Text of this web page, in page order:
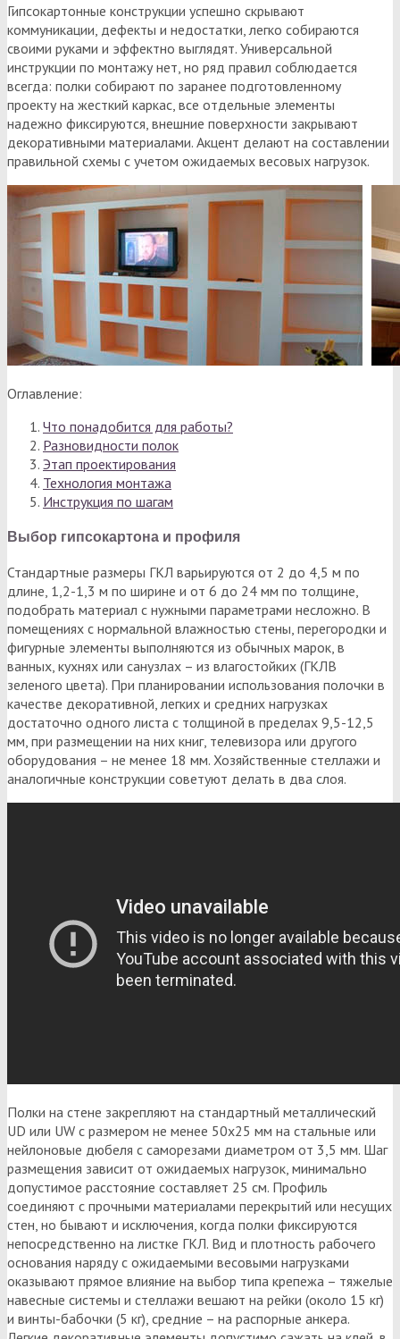
Гипсокартонные конструкции успешно скрывают
коммуникации, дефекты и недостатки, легко собираются
своими руками и эффектно выглядят. Универсальной
инструкции по монтажу нет, но ряд правил соблюдается
всегда: полки собирают по заранее подготовленному
проекту на жесткий каркас, все отдельные элементы
надежно фиксируются, внешние поверхности закрывают
декоративными материалами. Акцент делают на составлении
правильной схемы с учетом ожидаемых весовых нагрузок.
Оглавление:
Что понадобится для работы?
Разновидности полок
Этап проектирования
Технология монтажа
Инструкция по шагам
Выбор гипсокартона и профиля
Стандартные размеры ГКЛ варьируются от 2 до 4,5 м по
длине, 1,2-1,3 м по ширине и от 6 до 24 мм по толщине,
подобрать материал с нужными параметрами несложно. В
помещениях с нормальной влажностью стены, перегородки и
фигурные элементы выполняются из обычных марок, в
ванных, кухнях или санузлах – из влагостойких (ГКЛВ
зеленого цвета). При планировании использования полочки в
качестве декоративной, легких и средних нагрузках
достаточно одного листа с толщиной в пределах 9,5-12,5
мм, при размещении на них книг, телевизора или другого
оборудования – не менее 18 мм. Хозяйственные стеллажи и
аналогичные конструкции советуют делать в два слоя.
Полки на стене закрепляют на стандартный металлический
UD или UW с размером не менее 50х25 мм на стальные или
нейлоновые дюбеля с саморезами диаметром от 3,5 мм. Шаг
размещения зависит от ожидаемых нагрузок, минимально
допустимое расстояние составляет 25 см. Профиль
соединяют с прочными материалами перекрытий или несущих
стен, но бывают и исключения, когда полки фиксируются
непосредственно на листке ГКЛ. Вид и плотность рабочего
основания наряду с ожидаемыми весовыми нагрузками
оказывают прямое влияние на выбор типа крепежа – тяжелые
навесные системы и стеллажи вешают на рейки (около 15 кг)
и винты-бабочки (5 кг), средние – на распорные анкера.